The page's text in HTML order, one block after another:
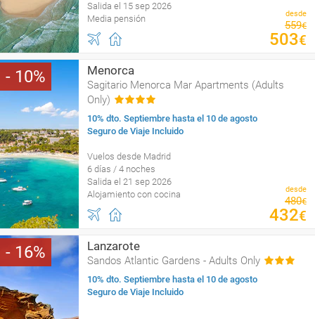
Salida el 15 sep 2026
Media pensión
desde
559€
503€
10 Menorca
Sagitario Menorca Mar Apartments (Adults
Only)
10% dto. Septiembre hasta el 10 de agosto
Seguro de Viaje Incluido
Vuelos desde Madrid
6 días / 4 noches
Salida el 21 sep 2026
Alojamiento con cocina
desde
480€
432€
16 Lanzarote
Sandos Atlantic Gardens - Adults Only
10% dto. Septiembre hasta el 10 de agosto
Seguro de Viaje Incluido